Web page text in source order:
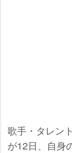
歌手・タレン
が12日、自身